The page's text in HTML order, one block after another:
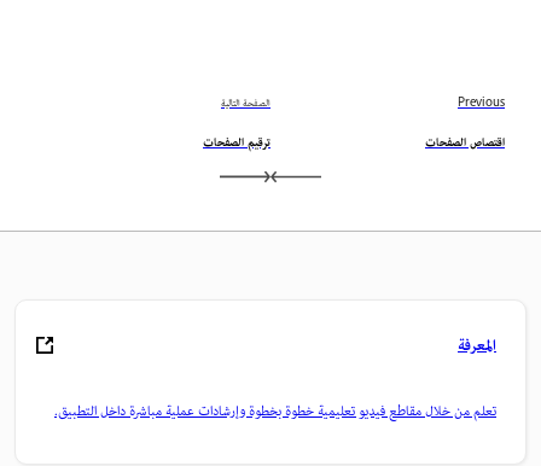
Previous
اقتصاص الصفحات
الصفحة التالية
ترقيم الصفحات
المعرفة
تعلم من خلال مقاطع فيديو تعليمية خطوة بخطوة وإرشادات عملية مباشرة داخل التطبيق.